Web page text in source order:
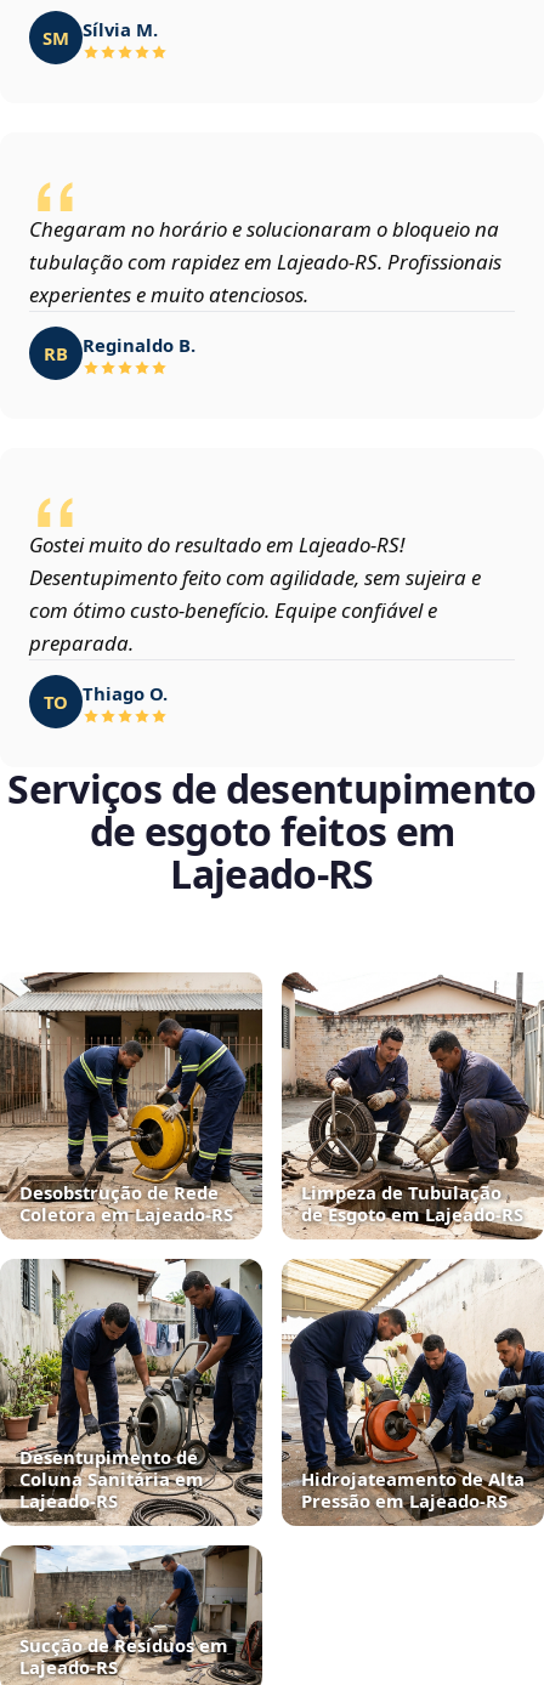
SM Sílvia M.
Chegaram no horário e solucionaram o bloqueio na
tubulação com rapidez em Lajeado‑RS. Profissionais
experientes e muito atenciosos.
RB Reginaldo B.
Gostei muito do resultado em Lajeado‑RS!
Desentupimento feito com agilidade, sem sujeira e
com ótimo custo-benefício. Equipe confiável e
preparada.
TO Thiago O.
Serviços de desentupimento
de esgoto feitos em
Lajeado‑RS
Desobstrução de Rede
Coletora em Lajeado‑RS
Limpeza de Tubulação
de Esgoto em Lajeado‑RS
Desentupimento de
Coluna Sanitária em
Lajeado‑RS
Hidrojateamento de Alta
Pressão em Lajeado‑RS
Sucção de Resíduos em
Lajeado‑RS